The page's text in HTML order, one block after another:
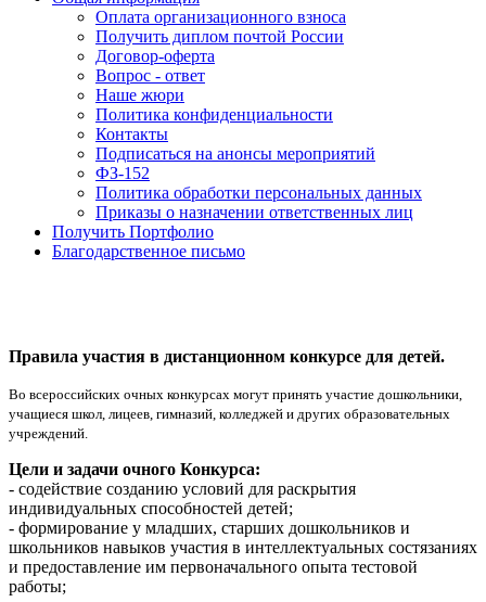
Оплата организационного взноса
Получить диплом почтой России
Договор-оферта
Вопрос - ответ
Наше жюри
Политика конфиденциальности
Контакты
Подписаться на анонсы мероприятий
ФЗ-152
Политика обработки персональных данных
Приказы о назначении ответственных лиц
Получить Портфолио
Благодарственное письмо
Правила участия в дистанционном конкурсе для детей.
Во всероссийских очных конкурсах могут принять участие дошкольники,
учащиеся школ, лицеев, гимназий, колледжей и других образовательных
учреждений.
Цели и задачи очного Конкурса:
- содействие созданию условий для раскрытия
индивидуальных способностей детей;
- формирование у младших, старших дошкольников и
школьников навыков участия в интеллектуальных состязаниях
и предоставление им первоначального опыта тестовой
работы;